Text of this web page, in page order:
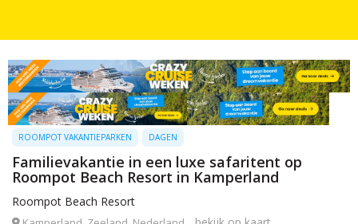
ROOMPOT VAKANTIEPARKEN DAGEN
Familievakantie in een luxe safaritent op
Roompot Beach Resort in Kamperland
Roompot Beach Resort